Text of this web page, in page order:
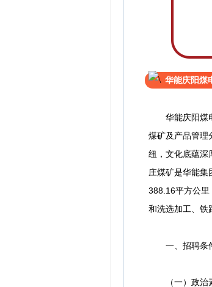
华能庆阳煤
华能庆阳煤电
煤矿及产品管理
纽，文化底蕴深
庄煤矿是华能集
388.16平方公里
和洗选加工、铁
一、招聘条
（一）政治素